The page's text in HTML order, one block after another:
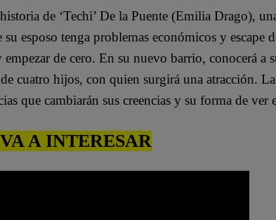
de ‘Techi’ De la Puente (Emilia Drago),
esposo tenga problemas económicos y escape
de cero. En su nuevo barrio, conocerá a
cuatro hijos, con quien surgirá una atracción.
que cambiarán sus creencias y su forma de ver
A INTERESAR